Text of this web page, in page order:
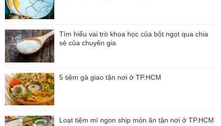
Tìm hiểu vai trò khoa học của bột ngọt qua chia
sẻ của chuyên gia
5 tiệm gà giao tận nơi ở TP.HCM
Loạt tiệm mì ngon ship món ăn tận nơi ở TP.HCM